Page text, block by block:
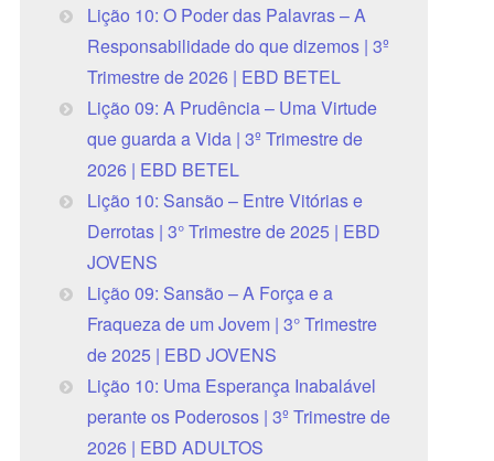
Lição 10: O Poder das Palavras – A
Responsabilidade do que dizemos | 3º
Trimestre de 2026 | EBD BETEL
Lição 09: A Prudência – Uma Virtude
que guarda a Vida | 3º Trimestre de
2026 | EBD BETEL
Lição 10: Sansão – Entre Vitórias e
Derrotas | 3° Trimestre de 2025 | EBD
JOVENS
Lição 09: Sansão – A Força e a
Fraqueza de um Jovem | 3° Trimestre
de 2025 | EBD JOVENS
Lição 10: Uma Esperança Inabalável
perante os Poderosos | 3º Trimestre de
2026 | EBD ADULTOS